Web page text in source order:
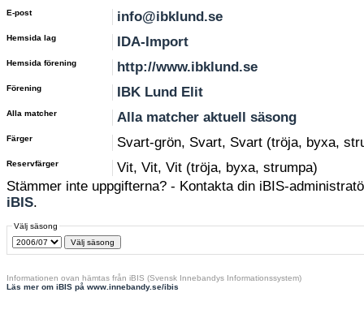
E-post info@ibklund.se
Hemsida lag IDA-Import
Hemsida förening http://www.ibklund.se
Förening IBK Lund Elit
Alla matcher Alla matcher aktuell säsong
Färger Svart-grön, Svart, Svart (tröja, byxa,
Reservfärger
Vit, Vit, Vit (tröja, byxa, strumpa)
Stämmer inte uppgifterna? - Kontakta din iBIS-
iBIS.
Välj säsong
Informationen ovan hämtas från iBIS (Svensk Innebandys Informationssystem)
Läs mer om iBIS på www.innebandy.se/ibis